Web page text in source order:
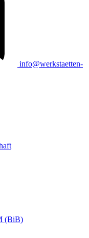
info@werkstaetten-
(BiB)